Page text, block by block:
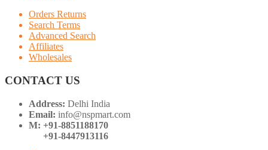
Orders Returns
Search Terms
Advanced Search
Affiliates
Wholesales
CONTACT US
Address: Delhi India
Email: info@nspmart.com
M: +91-8851188170
+91-8447913116